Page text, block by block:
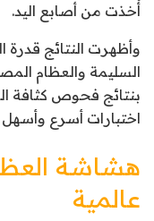
أُخذت من أصابع اليد.
وأظهرت النتائج قدرة
السليمة والعظام
بنتائج فحوص كثافة
اختبارات أسرع
هشاشة
عالمية